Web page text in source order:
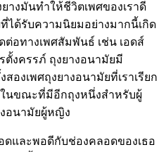
งมันทำให้ชีวิตเพศของเราดี
ได้รับความนิยมอย่างมากนี้เกิด
อทางเพศสัมพันธ์ เช่น เอดส์
งครรภ์ ถุงยางอนามัยมี
องเพศถุงยางอนามัยที่เราเรียก
นขณะที่มีอีกถุงหนึ่งสำหรับผู้
อนามัยผู้หญิง
ดและพอดีกับช่องคลอดของเธอ